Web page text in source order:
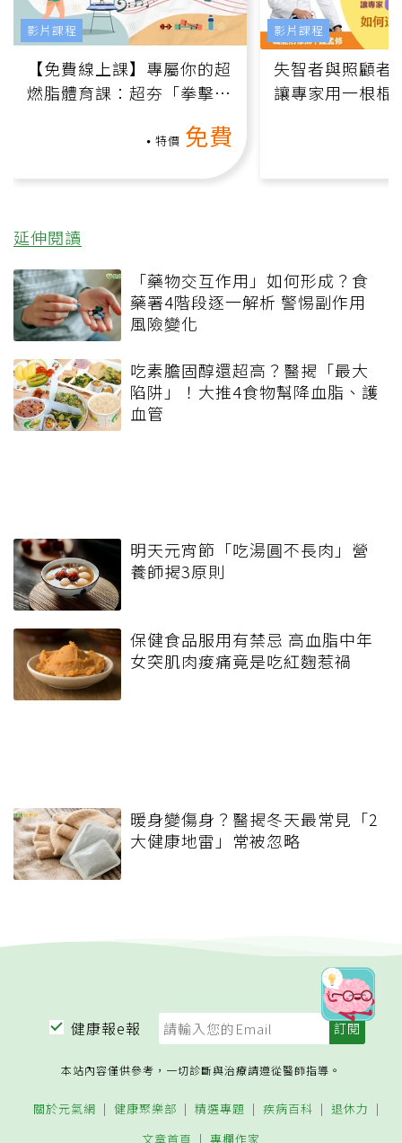
【免費線上課】專屬你的超
燃脂體育課：超夯「拳擊有
特價 免費
影片課程
失智者與照顧者
讓專家用一根棍
影片課程
延伸閱讀
「藥物交互作用」如何形成？食
藥署4階段逐一解析 警惕副作用
風險變化
吃素膽固醇還超高？醫揭「最大
陷阱」！大推4食物幫降血脂、護
血管
明天元宵節「吃湯圓不長肉」營
養師揭3原則
保健食品服用有禁忌 高血脂中年
女突肌肉痠痛竟是吃紅麴惹禍
暖身變傷身？醫揭冬天最常見「2
大健康地雷」常被忽略
健康報e報
本站內容僅供參考，一切診斷與治療請遵從醫師指導。
關於元氣網 健康聚樂部 精選專題 疾病百科
退休力
文章首頁
專欄作家